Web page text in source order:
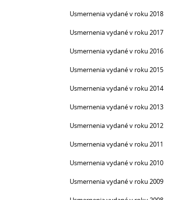
Usmernenia vydané v roku 2018
Usmernenia vydané v roku 2017
Usmernenia vydané v roku 2016
Usmernenia vydané v roku 2015
Usmernenia vydané v roku 2014
Usmernenia vydané v roku 2013
Usmernenia vydané v roku 2012
Usmernenia vydané v roku 2011
Usmernenia vydané v roku 2010
Usmernenia vydané v roku 2009